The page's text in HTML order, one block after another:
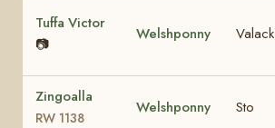
Tuffa Victor
📷
Welshponny Valack
Zingoalla
RW 1138
Welshponny Sto